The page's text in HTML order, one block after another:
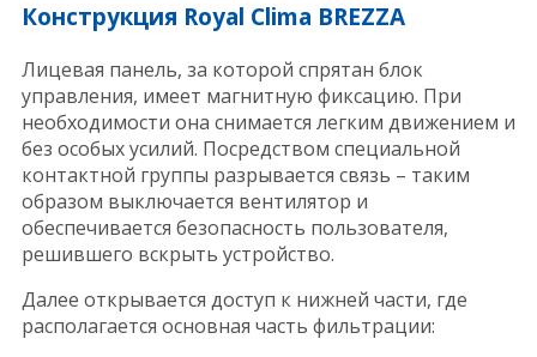
Конструкция Royal Clima BREZZA
Лицевая панель, за которой спрятан блок
управления, имеет магнитную фиксацию. При
необходимости она снимается легким движением и
без особых усилий. Посредством специальной
контактной группы разрывается связь – таким
образом выключается вентилятор и
обеспечивается безопасность пользователя,
решившего вскрыть устройство.
Далее открывается доступ к нижней части, где
располагается основная часть фильтрации: